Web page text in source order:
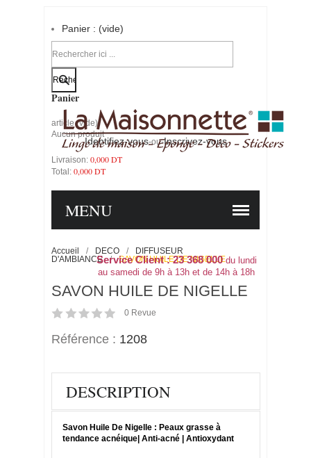
Identifiez-vous-ou-Inscrivez-vous
Panier : (vide)
Votre compte
Panier
article (vide)
Aucun produit
Livraison: 0,000 DT
Total: 0,000 DT
Service Client : 23 368 000du lundi
au samedi de 9h à 13h et de 14h à 18h
MENU
Accueil / DECO /
DIFFUSEUR
D'AMBIANCE
/ SAVON HUILE DE NIGELLE
SAVON HUILE DE NIGELLE
0 Revue
Référence : 1208
DESCRIPTION
Savon Huile De Nigelle : Peaux grasse à
tendance acnéique| Anti-acné | Antioxydant